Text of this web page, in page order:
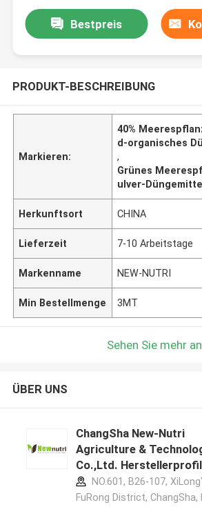
Bestpreis
PRODUKT-BESCHREIBUNG
Markieren:
40%
d-organisches
,
Grünes
ulver-
Herkunftsort CHINA
Lieferzeit 7-10 Arbeitstage
Markenname NEW-NUTRI
Min Bestellmenge 3MT
Sehen Sie mehr an
ÜBER UNS
ChangSha New-Nutri
Agriculture &
Co.,Ltd. Herstellerprofil
NO.601, B26-107,
FuRong District, ChangSha,